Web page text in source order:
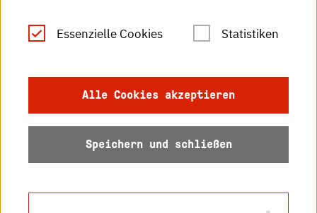
Leichte Sprache
Datenschutz
Barrierefreiheit
Essenzielle Cookies Statistiken
Alle Cookies akzeptieren
Speichern und schließen